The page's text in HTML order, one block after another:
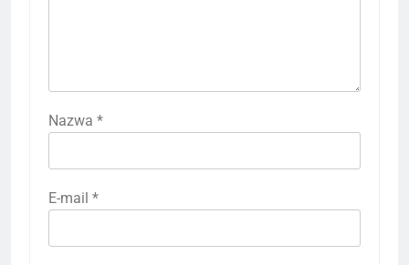
Nazwa *
E-mail *